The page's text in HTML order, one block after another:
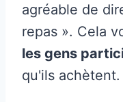
agréable de
repas ». Cela
les gens
qu'ils achètent.